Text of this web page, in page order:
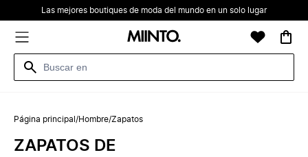
Las mejores boutiques de moda del mundo en un solo lugar
Página principal /Hombre/Zapatos
ZAPATOS DE